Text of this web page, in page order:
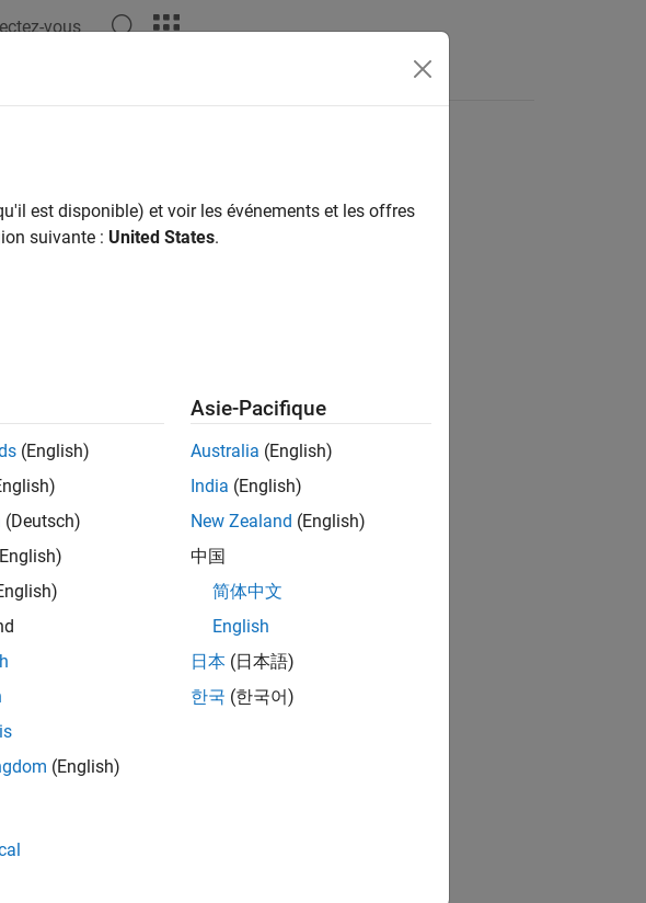
vous
was this information?
est disponible) et voir les événements et les offres
suivante : United States.
(English)
(Deutsch)
(English)
Asie-Pacifique
Australia (English)
India (English)
New Zealand (English)
中国
简体中文
English
日本 (日本語)
한국 (한국어)